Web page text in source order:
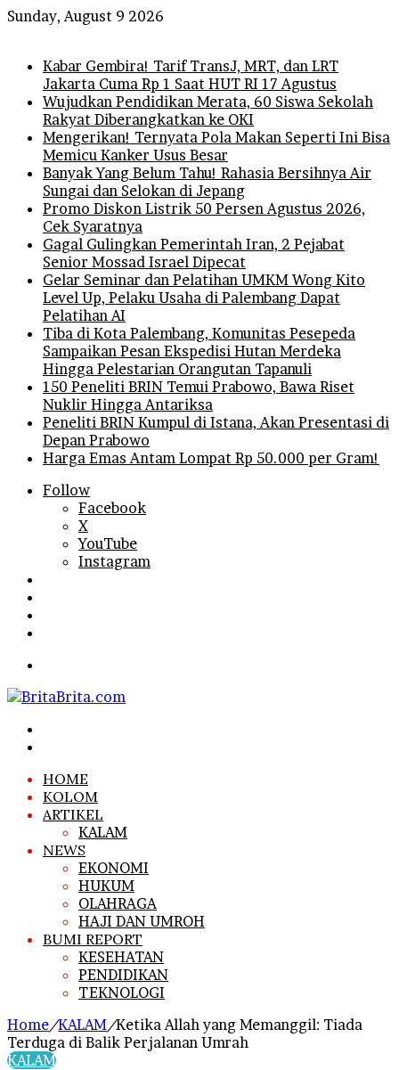
Sunday, August 9 2026
Kabar Gembira! Tarif TransJ, MRT, dan LRT
Jakarta Cuma Rp 1 Saat HUT RI 17 Agustus
Wujudkan Pendidikan Merata, 60 Siswa Sekolah
Rakyat Diberangkatkan ke OKI
Mengerikan! Ternyata Pola Makan Seperti Ini Bisa
Memicu Kanker Usus Besar
Banyak Yang Belum Tahu! Rahasia Bersihnya Air
Sungai dan Selokan di Jepang
Promo Diskon Listrik 50 Persen Agustus 2026,
Cek Syaratnya
Gagal Gulingkan Pemerintah Iran, 2 Pejabat
Senior Mossad Israel Dipecat
Gelar Seminar dan Pelatihan UMKM Wong Kito
Level Up, Pelaku Usaha di Palembang Dapat
Pelatihan AI
Tiba di Kota Palembang, Komunitas Pesepeda
Sampaikan Pesan Ekspedisi Hutan Merdeka
Hingga Pelestarian Orangutan Tapanuli
150 Peneliti BRIN Temui Prabowo, Bawa Riset
Nuklir Hingga Antariksa
Peneliti BRIN Kumpul di Istana, Akan Presentasi di
Depan Prabowo
Harga Emas Antam Lompat Rp 50.000 per Gram!
Follow
Facebook
X
YouTube
Instagram
HOME
KOLOM
ARTIKEL
KALAM
NEWS
EKONOMI
HUKUM
OLAHRAGA
HAJI DAN UMROH
BUMI REPORT
KESEHATAN
PENDIDIKAN
TEKNOLOGI
Home/KALAM/Ketika Allah yang Memanggil: Tiada
Terduga di Balik Perjalanan Umrah
KALAM